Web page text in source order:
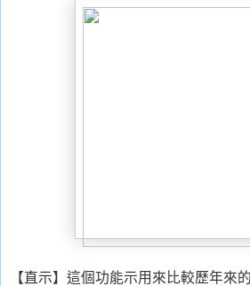
【直示】這個功能示用來比較歷年來